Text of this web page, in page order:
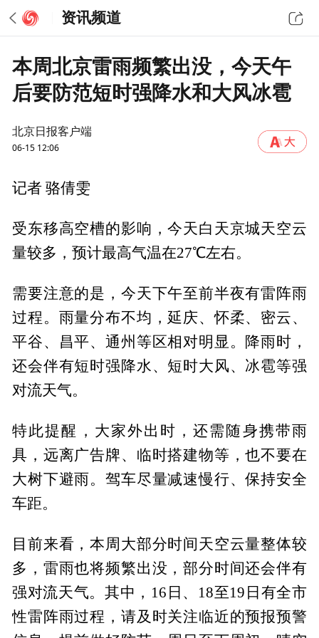
资讯频道
本周北京雷雨频繁出没，今天午
后要防范短时强降水和大风冰雹
北京日报客户端
06-15 12:06
记者 骆倩雯
受东移高空槽的影响，今天白天京城天空云
量较多，预计最高气温在27℃左右。
需要注意的是，今天下午至前半夜有雷阵雨
过程。雨量分布不均，延庆、怀柔、密云、
平谷、昌平、通州等区相对明显。降雨时，
还会伴有短时强降水、短时大风、冰雹等强
对流天气。
特此提醒，大家外出时，还需随身携带雨
具，远离广告牌、临时搭建物等，也不要在
大树下避雨。驾车尽量减速慢行、保持安全
车距。
目前来看，本周大部分时间天空云量整体较
多，雷雨也将频繁出没，部分时间还会伴有
强对流天气。其中，16日、18至19日有全市
性雷阵雨过程，请及时关注临近的预报预警